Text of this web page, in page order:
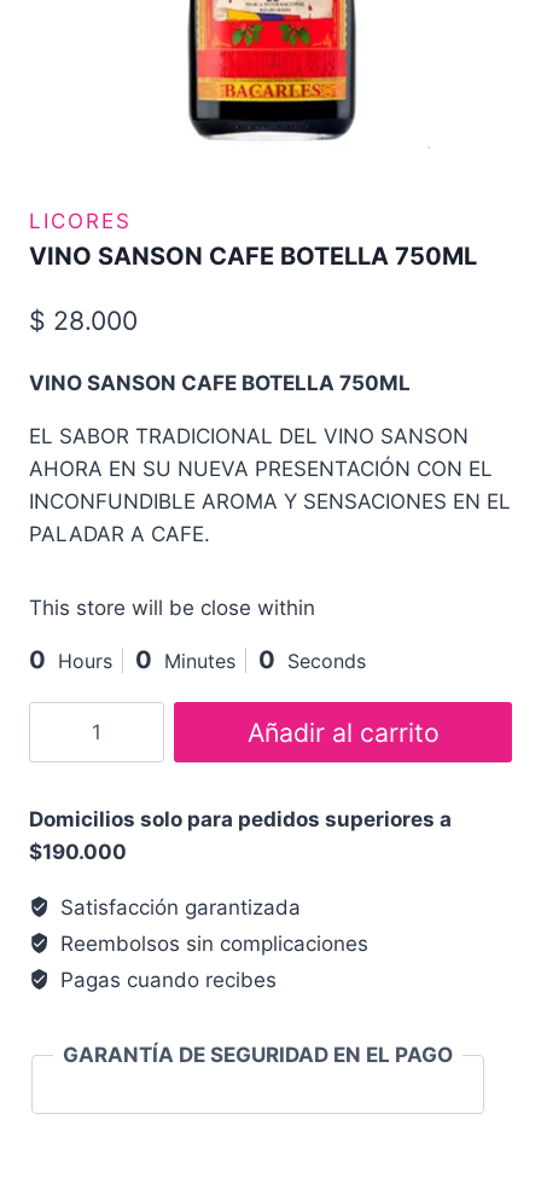
LICORES
VINO SANSON CAFE BOTELLA 750ML
$ 28.000
VINO SANSON CAFE BOTELLA 750ML
EL SABOR TRADICIONAL DEL VINO SANSON
AHORA EN SU NUEVA PRESENTACIÓN CON EL
INCONFUNDIBLE AROMA Y SENSACIONES EN EL
PALADAR A CAFE.
This store will be close within
0 Hours 0 Minutes 0 Seconds
Añadir al carrito
Domicilios solo para pedidos superiores a
$190.000
Satisfacción garantizada
Reembolsos sin complicaciones
Pagas cuando recibes
GARANTÍA DE SEGURIDAD EN EL PAGO